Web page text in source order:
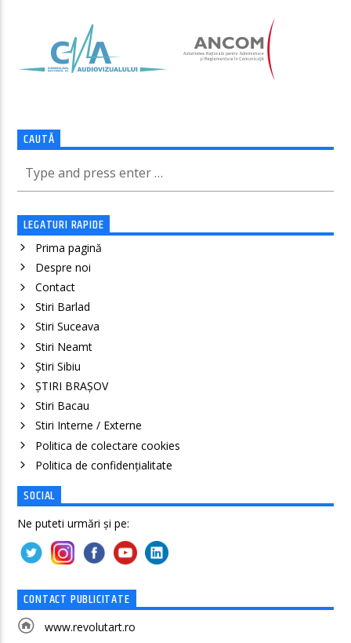
CAUTĂ
LEGATURI RAPIDE
Prima pagină
Despre noi
Contact
Stiri Barlad
Stiri Suceava
Stiri Neamt
Știri Sibiu
ȘTIRI BRAȘOV
Stiri Bacau
Stiri Interne / Externe
Politica de colectare cookies
Politica de confidenţialitate
SOCIAL
Ne puteti urmări și pe:
CONTACT PUBLICITATE
www.revolutart.ro